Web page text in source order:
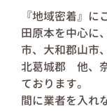
『地域密着』に
田原本を中心に
市、大和郡山市、
北葛城郡 他、
ております。
間に業者を入れ